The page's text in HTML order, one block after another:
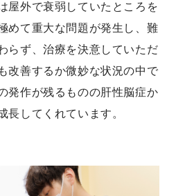
屋外で衰弱していたところを
めて重大な問題が発生し、難
らず、治療を決意していただ
改善するか微妙な状況の中で
発作が残るものの肝性脳症か
長してくれています。